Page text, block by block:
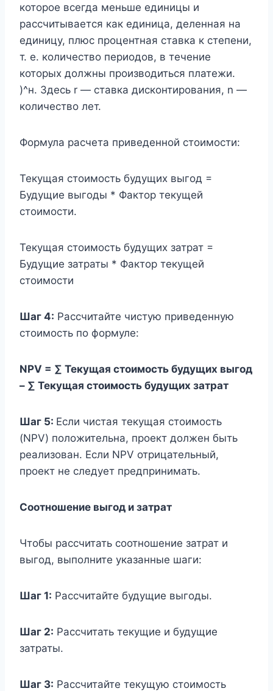
которое всегда меньше единицы и
рассчитывается как единица, деленная на
единицу, плюс процентная ставка к степени,
т. е. количество периодов, в течение
которых должны производиться платежи.
)^н. Здесь r — ставка дисконтирования, n —
количество лет.
Формула расчета приведенной стоимости:
Текущая стоимость будущих выгод =
Будущие выгоды * Фактор текущей
стоимости.
Текущая стоимость будущих затрат =
Будущие затраты * Фактор текущей
стоимости
Шаг 4: Рассчитайте чистую приведенную
стоимость по формуле:
NPV = ∑ Текущая стоимость будущих выгод
– ∑ Текущая стоимость будущих затрат
Шаг 5: Если чистая текущая стоимость
(NPV) положительна, проект должен быть
реализован. Если NPV отрицательный,
проект не следует предпринимать.
Соотношение выгод и затрат
Чтобы рассчитать соотношение затрат и
выгод, выполните указанные шаги:
Шаг 1: Рассчитайте будущие выгоды.
Шаг 2: Рассчитать текущие и будущие
затраты.
Шаг 3: Рассчитайте текущую стоимость